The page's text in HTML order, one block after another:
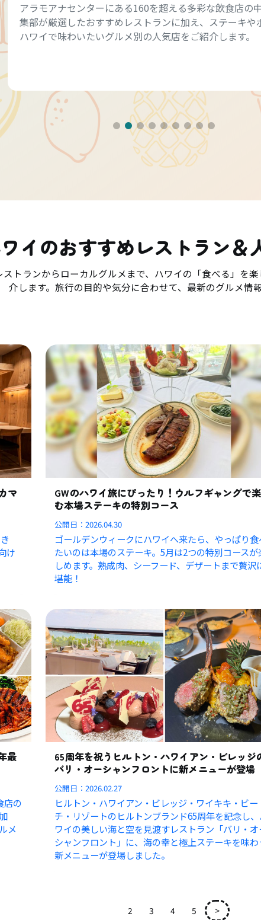
アラモアナセンターにある160を超える多彩な飲食店の
集部が厳選したおすすめレストランに加え、ステーキや
ハワイで味わいたいグルメ別の人気店をご紹介します。
イのおすすめレストラン＆
ストランからローカルグルメまで、ハワイの「食べる」を
介します。旅行の目的や気分に合わせて、最新のグルメ情
マ
け
GWのハワイ旅にぴったり！ウルフギャングで
む本場ステーキの特別コース
公開日：2026.04.30
ゴールデンウィークにハワイへ来たら、やっぱり食
たいのは本場のステーキ。5月は2つの特別コースが
しめます。熟成肉、シーフード、デザートまで贅沢
堪能！
最
店の
メ
65周年を祝うヒルトン・ハワイアン・ビレッジ
バリ・オーシャンフロントに新メニューが登場
公開日：2026.02.27
ヒルトン・ハワイアン・ビレッジ・ワイキキ・ビー
チ・リゾートのヒルトンブランド65周年を記念し、
ワイの美しい海と空を見渡すレストラン「バリ・オ
シャンフロント」に、海の幸と極上ステーキを味わ
新メニューが登場しました。
2 3 4 5 >